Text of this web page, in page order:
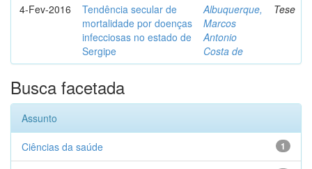
4-Fev-2016
Tendência secular de
mortalidade por doenças
infecciosas no estado de
Sergipe
Albuquerque,
Marcos
Antonio
Costa de
Tese
Busca facetada
Assunto
1
Ciências da saúde